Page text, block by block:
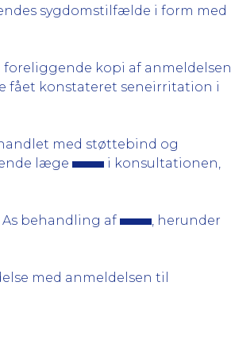
sygdomstilfælde i form med
foreliggende kopi af anmeldelsen
fået konstateret seneirritation i
med støttebind og
læge
i konsultationen,
behandling af
, herunder
med anmeldelsen til